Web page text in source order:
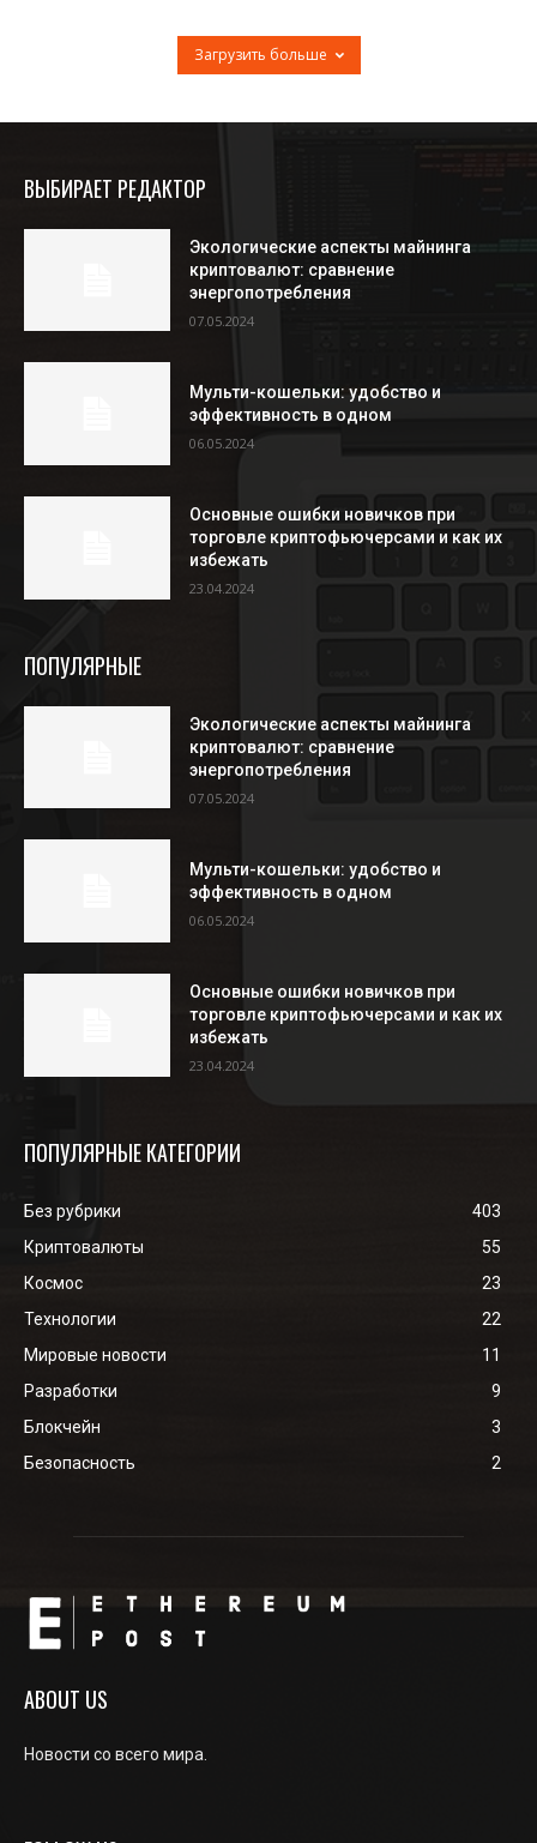
Загрузить больше
ВЫБИРАЕТ РЕДАКТОР
Экологические аспекты майнинга
криптовалют: сравнение
энергопотребления
07.05.2024
Мульти-кошельки: удобство и
эффективность в одном
06.05.2024
Основные ошибки новичков при
торговле криптофьючерсами и как их
избежать
23.04.2024
ПОПУЛЯРНЫЕ
Экологические аспекты майнинга
криптовалют: сравнение
энергопотребления
07.05.2024
Мульти-кошельки: удобство и
эффективность в одном
06.05.2024
Основные ошибки новичков при
торговле криптофьючерсами и как их
избежать
23.04.2024
ПОПУЛЯРНЫЕ КАТЕГОРИИ
Без рубрики
403
Криптовалюты
55
Космос
23
Технологии
22
Мировые новости
11
Разработки
9
Блокчейн
3
Безопасность
2
ABOUT US
Новости со всего мира.